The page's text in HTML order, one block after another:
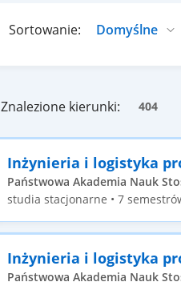
Sortowanie:
Znalezione kierunki: 404
Inżynieria i logistyka
Państwowa Akademia Nauk
studia stacjonarne • 7
Inżynieria i logistyka
Państwowa Akademia Nauk